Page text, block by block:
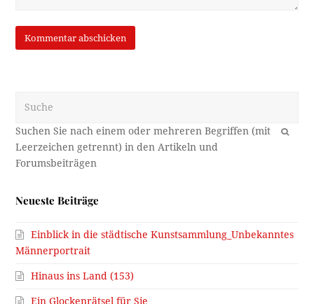
OK
Neueste Beiträge
Einblick in die städtische Kunstsammlung_Unbekanntes
Männerportrait
Hinaus ins Land (153)
Ein Glockenrätsel für Sie